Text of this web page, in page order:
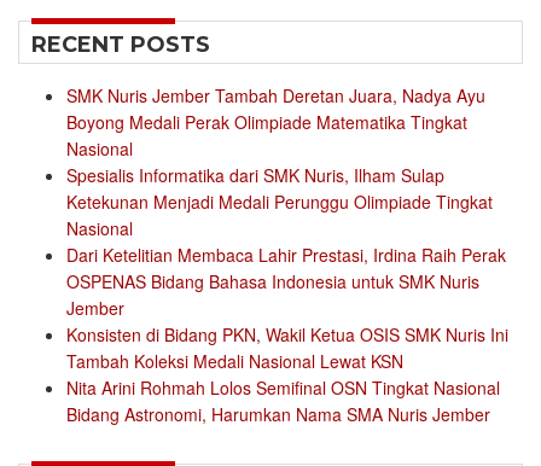
RECENT POSTS
SMK Nuris Jember Tambah Deretan Juara, Nadya Ayu
Boyong Medali Perak Olimpiade Matematika Tingkat
Nasional
Spesialis Informatika dari SMK Nuris, Ilham Sulap
Ketekunan Menjadi Medali Perunggu Olimpiade Tingkat
Nasional
Dari Ketelitian Membaca Lahir Prestasi, Irdina Raih Perak
OSPENAS Bidang Bahasa Indonesia untuk SMK Nuris
Jember
Konsisten di Bidang PKN, Wakil Ketua OSIS SMK Nuris Ini
Tambah Koleksi Medali Nasional Lewat KSN
Nita Arini Rohmah Lolos Semifinal OSN Tingkat Nasional
Bidang Astronomi, Harumkan Nama SMA Nuris Jember